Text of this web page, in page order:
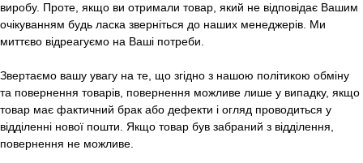
виробу. Проте, якщо ви отримали товар, який не відповідає Вашим
очікуванням будь ласка зверніться до наших менеджерів. Ми
миттєво відреагуємо на Ваші потреби.
Звертаємо вашу увагу на те, що згідно з нашою політикою обміну
та повернення товарів, повернення можливе лише у випадку, якщо
товар має фактичний брак або дефекти і огляд проводиться у
відділенні нової пошти. Якщо товар був забраний з відділення,
повернення не можливе.